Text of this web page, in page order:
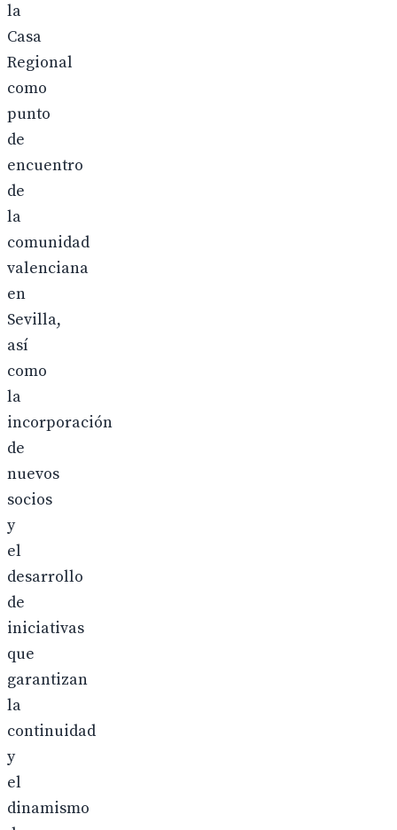
la
Casa
Regional
como
punto
de
encuentro
de
la
comunidad
valenciana
en
Sevilla,
así
como
la
incorporación
de
nuevos
socios
y
el
desarrollo
de
iniciativas
que
garantizan
la
continuidad
y
el
dinamismo